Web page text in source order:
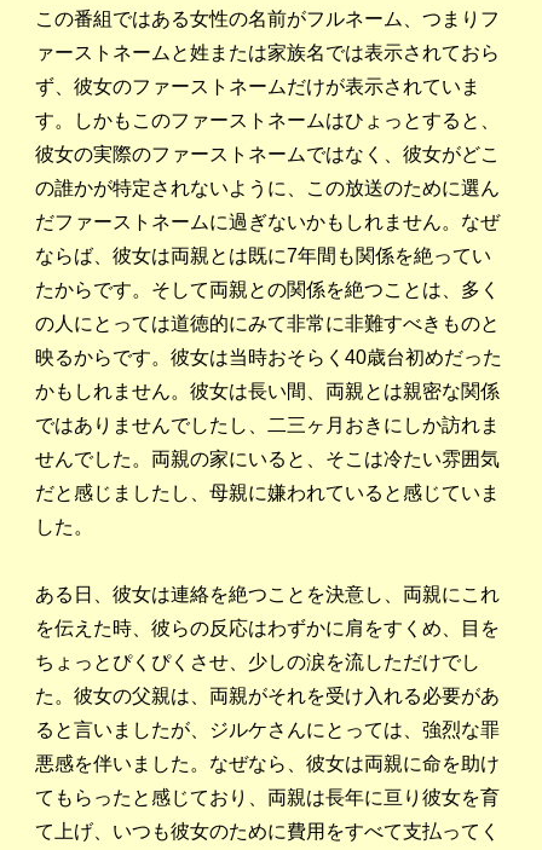
この番組ではある女性の名前がフルネーム、つまりフ
ァーストネームと姓または家族名では表示されておら
ず、彼女のファーストネームだけが表示されていま
す。しかもこのファーストネームはひょっとすると、
彼女の実際のファーストネームではなく、彼女がどこ
の誰かが特定されないように、この放送のために選ん
だファーストネームに過ぎないかもしれません。なぜ
ならば、彼女は両親とは既に7年間も関係を絶ってい
たからです。そして両親との関係を絶つことは、多く
の人にとっては道徳的にみて非常に非難すべきものと
映るからです。彼女は当時おそらく40歳台初めだった
かもしれません。彼女は長い間、両親とは親密な関係
ではありませんでしたし、二三ヶ月おきにしか訪れま
せんでした。両親の家にいると、そこは冷たい雰囲気
だと感じましたし、母親に嫌われていると感じていま
した。
ある日、彼女は連絡を絶つことを決意し、両親にこれ
を伝えた時、彼らの反応はわずかに肩をすくめ、目を
ちょっとぴくぴくさせ、少しの涙を流しただけでし
た。彼女の父親は、両親がそれを受け入れる必要があ
ると言いましたが、ジルケさんにとっては、強烈な罪
悪感を伴いました。なぜなら、彼女は両親に命を助け
てもらったと感じており、両親は長年に亘り彼女を育
て上げ、いつも彼女のために費用をすべて支払ってく